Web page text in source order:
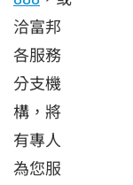
洽富邦
各服務
分支機
構，將
有專人
為您服